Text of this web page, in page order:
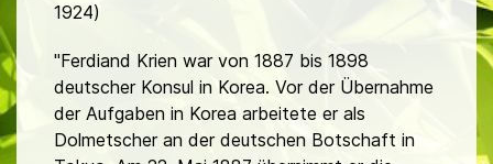
1924)
"Ferdiand Krien war von 1887 bis 1898
deutscher Konsul in Korea. Vor der Übernahme
der Aufgaben in Korea arbeitete er als
Dolmetscher an der deutschen Botschaft in